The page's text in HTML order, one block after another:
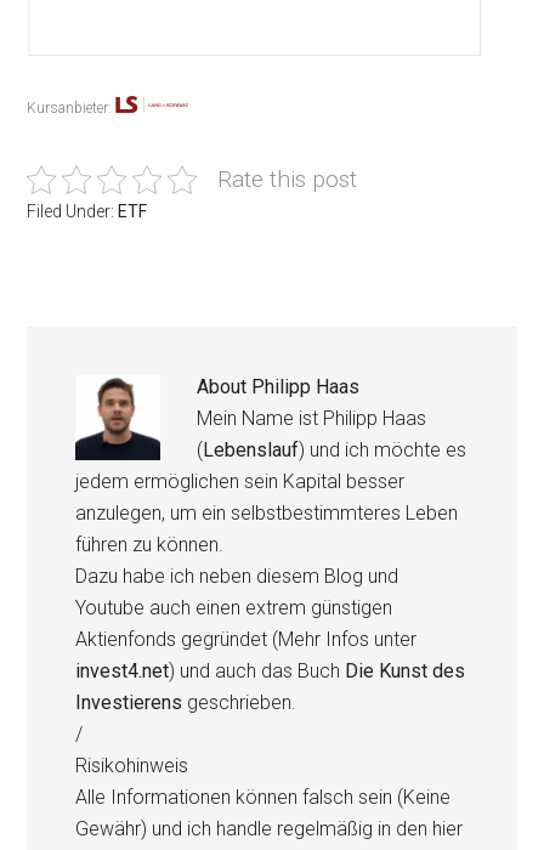
Kursanbieter:
Rate this post
Filed Under: ETF
About Philipp Haas
Mein Name ist Philipp Haas
(Lebenslauf) und ich möchte es
jedem ermöglichen sein Kapital besser
anzulegen, um ein selbstbestimmteres Leben
führen zu können.
Dazu habe ich neben diesem Blog und
Youtube auch einen extrem günstigen
Aktienfonds gegründet (Mehr Infos unter
invest4.net) und auch das Buch Die Kunst des
Investierens geschrieben.
/
Risikohinweis
Alle Informationen können falsch sein (Keine
Gewähr) und ich handle regelmäßig in den hier